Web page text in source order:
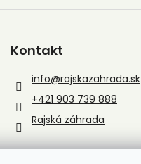
Kontakt
info@rajskazahrada.sk
+421 903 739 888
Rajská záhrada